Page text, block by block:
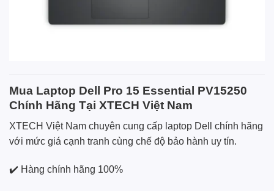
Mua Laptop Dell Pro 15 Essential PV15250
Chính Hãng Tại XTECH Việt Nam
XTECH Việt Nam chuyên cung cấp laptop Dell chính hãng
với mức giá cạnh tranh cùng chế độ bảo hành uy tín.
✔️ Hàng chính hãng 100%